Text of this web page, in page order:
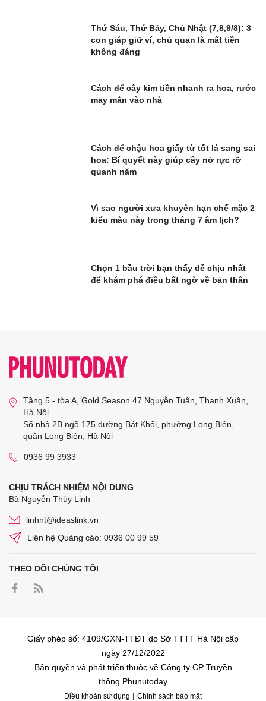
Thứ Sáu, Thứ Bảy, Chủ Nhật (7,8,9/8): 3
con giáp giữ ví, chủ quan là mất tiền
không đáng
Cách để cây kim tiền nhanh ra hoa, rước
may mắn vào nhà
Cách để chậu hoa giấy từ tốt lá sang sai
hoa: Bí quyết này giúp cây nở rực rỡ
quanh năm
Vì sao người xưa khuyên hạn chế mặc 2
kiểu màu này trong tháng 7 âm lịch?
Chọn 1 bầu trời bạn thấy dễ chịu nhất
để khám phá điều bất ngờ về bản thân
Tầng 5 - tòa A, Gold Season 47 Nguyễn Tuân, Thanh Xuân,
Hà Nội
Số nhà 2B ngõ 175 đường Bát Khối, phường Long Biên,
quận Long Biên, Hà Nội
0936 99 3933
CHỊU TRÁCH NHIỆM NỘI DUNG
Bà Nguyễn Thùy Linh
linhnt@ideaslink.vn
Liên hệ Quảng cáo: 0936 00 99 59
THEO DÕI CHÚNG TÔI
Giấy phép số: 4109/GXN-TTĐT do Sở TTTT Hà Nội cấp
ngày 27/12/2022
Bản quyền và phát triển thuộc về Công ty CP Truyền
thông Phunutoday
Điều khoản sử dụng | Chính sách bảo mật